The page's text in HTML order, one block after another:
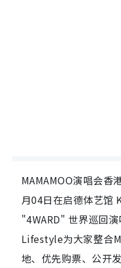
MAMAMOO演唱会香
月04日在启德体艺馆
"4WARD" 世界巡回
Lifestyle为大家整合
地、优先购票、公开